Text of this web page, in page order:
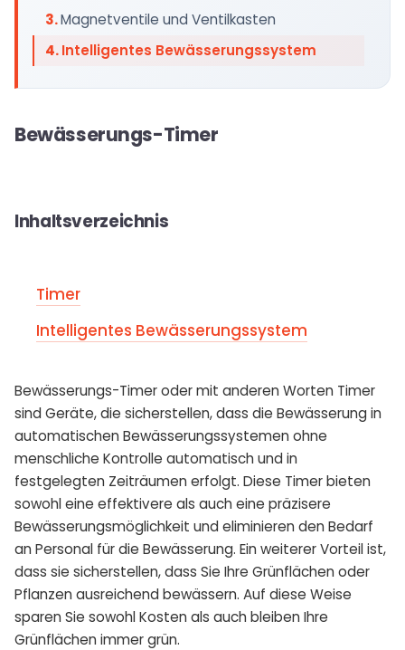
Magnetventile und Ventilkasten
Intelligentes Bewässerungssystem
Bewässerungs-Timer
Inhaltsverzeichnis
Timer
Intelligentes Bewässerungssystem
Bewässerungs-Timer oder mit anderen Worten Timer
sind Geräte, die sicherstellen, dass die Bewässerung in
automatischen Bewässerungssystemen ohne
menschliche Kontrolle automatisch und in
festgelegten Zeiträumen erfolgt. Diese Timer bieten
sowohl eine effektivere als auch eine präzisere
Bewässerungsmöglichkeit und eliminieren den Bedarf
an Personal für die Bewässerung. Ein weiterer Vorteil ist,
dass sie sicherstellen, dass Sie Ihre Grünflächen oder
Pflanzen ausreichend bewässern. Auf diese Weise
sparen Sie sowohl Kosten als auch bleiben Ihre
Grünflächen immer grün.